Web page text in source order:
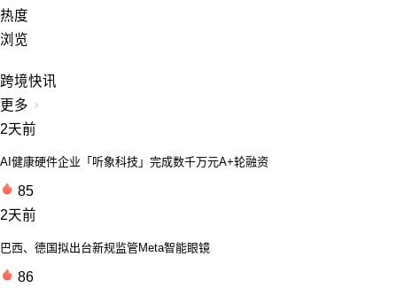
热度
浏览
跨境快讯
更多
2天前
AI健康硬件企业「听象科技」完成数千万元A+轮融资
85
2天前
巴西、德国拟出台新规监管Meta智能眼镜
86